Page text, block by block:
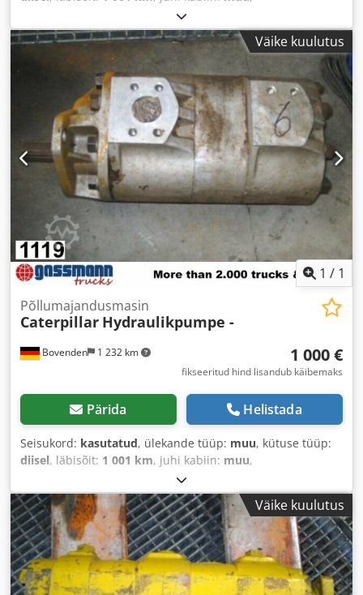
Väike kuulutus
1 / 1
Bovenden 1 232 km
Põllumajandusmasin
Caterpillar Hydraulikpumpe -
1 000 €
fikseeritud hind lisandub käibemaks
Pärida Helistada
Seisukord: kasutatud, ülekande tüüp: muu, kütuse tüüp:
diisel, läbisõit: 1 001 km, juhi kabiin: muu,
Väike kuulutus